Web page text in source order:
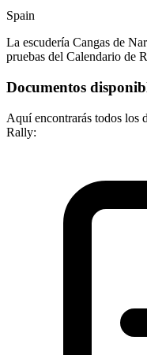
Spain
La escudería Cangas de
pruebas del Calendario de
Documentos
Aquí encontrarás todos los
Rally: